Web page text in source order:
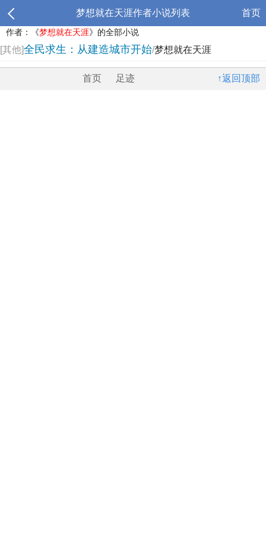
梦想就在天涯作者小说列表 首页
作者：《梦想就在天涯》的全部小说
[其他]全民求生：从建造城市开始/梦想就在天涯
↑返回顶部
首页 足迹